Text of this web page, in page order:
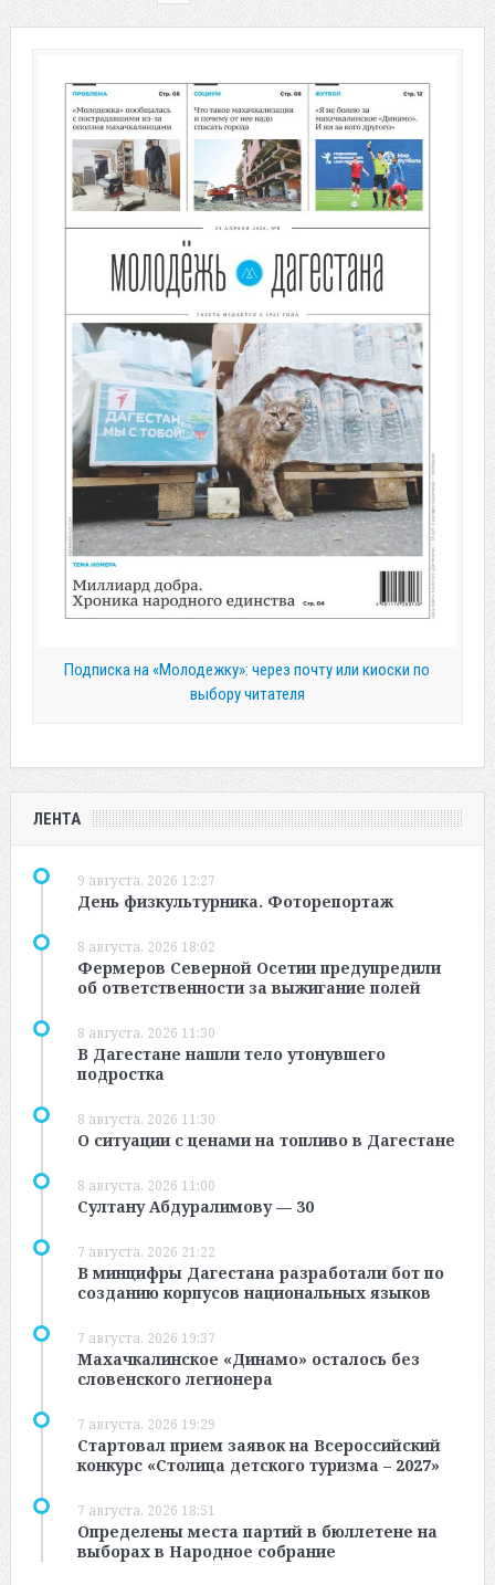
Подписка на «Молодежку»: через почту или киоски по
выбору читателя
ЛЕНТА
9 августа, 2026 12:27
День физкультурника. Фоторепортаж
8 августа, 2026 18:02
Фермеров Северной Осетии предупредили
об ответственности за выжигание полей
8 августа, 2026 11:30
В Дагестане нашли тело утонувшего
подростка
8 августа, 2026 11:30
О ситуации с ценами на топливо в Дагестане
8 августа, 2026 11:00
Султану Абдуралимову — 30
7 августа, 2026 21:22
В минцифры Дагестана разработали бот по
созданию корпусов национальных языков
7 августа, 2026 19:37
Махачкалинское «Динамо» осталось без
словенского легионера
7 августа, 2026 19:29
Стартовал прием заявок на Всероссийский
конкурс «Столица детского туризма – 2027»
7 августа, 2026 18:51
Определены места партий в бюллетене на
выборах в Народное собрание